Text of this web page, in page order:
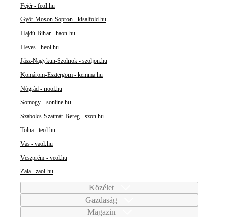
Fejér - feol.hu
Győr-Moson-Sopron - kisalfold.hu
Hajdú-Bihar - haon.hu
Heves - heol.hu
Jász-Nagykun-Szolnok - szoljon.hu
Komárom-Esztergom - kemma.hu
Nógrád - nool.hu
Somogy - sonline.hu
Szabolcs-Szatmár-Bereg - szon.hu
Tolna - teol.hu
Vas - vaol.hu
Veszprém - veol.hu
Zala - zaol.hu
Közélet
Gazdaság
Magazin